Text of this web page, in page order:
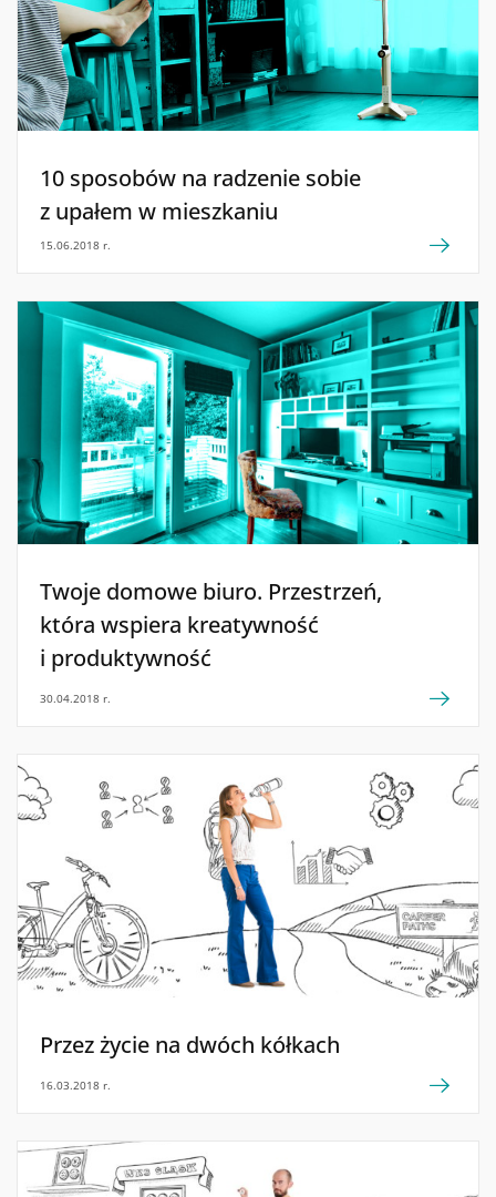
10 sposobów na radzenie sobie
z upałem w mieszkaniu
15.06.2018 r.
Twoje domowe biuro. Przestrzeń,
która wspiera kreatywność
i produktywność
30.04.2018 r.
Przez życie na dwóch kółkach
16.03.2018 r.